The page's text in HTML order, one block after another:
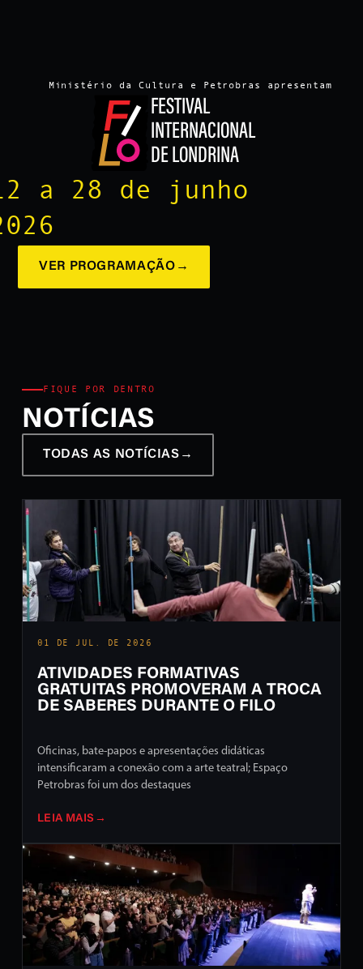
Ministério da Cultura e Petrobras apresentam
FESTIVAL
INTERNACIONAL
DE LONDRINA
a 28 de junho
VER PROGRAMAÇÃO →
FIQUE POR DENTRO
NOTÍCIAS
TODAS AS NOTÍCIAS →
01 DE JUL. DE 2026
ATIVIDADES FORMATIVAS
GRATUITAS PROMOVERAM A TROCA
DE SABERES DURANTE O FILO
Oficinas, bate-papos e apresentações didáticas
intensificaram a conexão com a arte teatral; Espaço
Petrobras foi um dos destaques
LEIA MAIS →